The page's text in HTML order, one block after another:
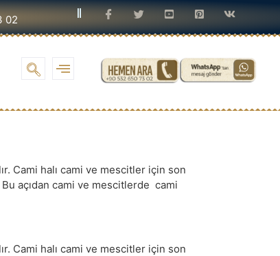
02
Cami halı cami ve mescitler için son
açıdan cami ve mescitlerde cami
Cami halı cami ve mescitler için son